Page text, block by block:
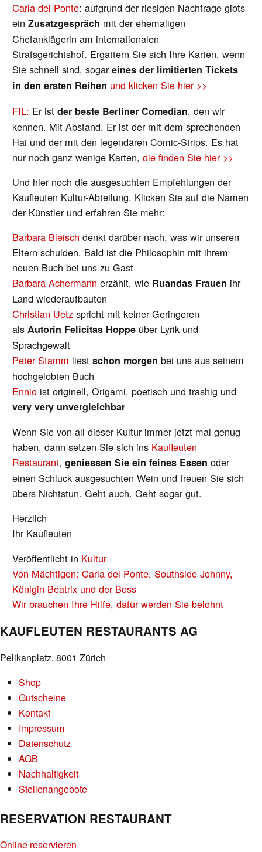
Carla del Ponte: aufgrund der riesigen Nachfrage gibts
einZusatzgespräch mit der ehemaligen
Chefanklägerin am internationalen
Strafsgerichtshof. Ergattern Sie sich Ihre Karten, wenn
Sie schnell sind, sogareines der limitierten Tickets
in den ersten Reihen und klicken Sie hier >>
FIL: Er istder beste Berliner Comedian, den wir
kennen. Mit Abstand. Er ist der mit dem sprechenden
Hai und der mit den legendären Comic-Strips. Es hat
nur noch ganz wenige Karten,die finden Sie hier >>
Und hier noch die ausgesuchten Empfehlungen der
Kaufleuten Kultur-Abteilung. Klicken Sie auf die Namen
der Künstler und erfahren Sie mehr:
Barbara Bleisch denkt darüber nach, was wir unseren
Eltern schulden. Bald ist die Philosophin mit ihrem
neuen Buch bei uns zu Gast
Barbara Achermann erzählt, wie Ruandas Frauen ihr
Land wiederaufbauten
Christian Uetzspricht mit keiner Geringeren
alsAutorin Felicitas Hoppe über Lyrik und
Sprachgewalt
Peter Stamm liestschon morgen bei uns aus seinem
hochgelobten Buch
Ennio ist originell, Origami, poetisch und trashig und
very very unvergleichbar
Wenn Sie von all dieser Kultur immer jetzt mal genug
haben, dann setzen Sie sich ins Kaufleuten
Restaurant,geniessen Sie ein feines Essen oder
einen Schluck ausgesuchten Wein und freuen Sie sich
übers Nichtstun. Geht auch. Geht sogar gut.
Herzlich
Ihr Kaufleuten
Veröffentlicht in Kultur
BEITRAGS-
NAVIGATION
Von Mächtigen: Carla del Ponte, Southside Johnny,
Königin Beatrix und der Boss
Wir brauchen Ihre Hilfe, dafür werden Sie belohnt
KAUFLEUTEN RESTAURANTS AG
Pelikanplatz, 8001 Zürich
Shop
Gutscheine
Kontakt
Impressum
Datenschutz
AGB
Nachhaltigkeit
Stellenangebote
RESERVATION RESTAURANT
Online reservieren